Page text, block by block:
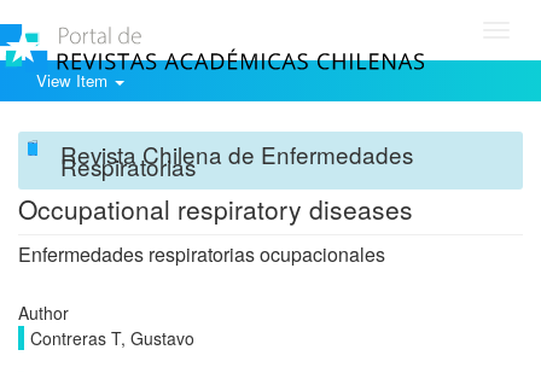
View Item
Revista Chilena de Enfermedades
Respiratorias
Occupational respiratory diseases
Enfermedades respiratorias ocupacionales
Author
Contreras T, Gustavo